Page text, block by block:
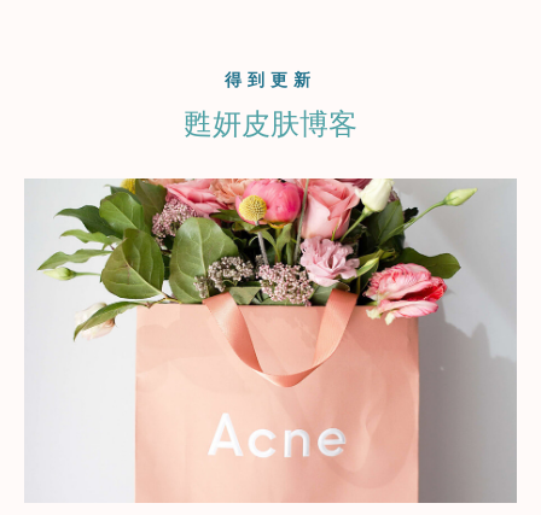
得到更新
甦妍皮肤博客